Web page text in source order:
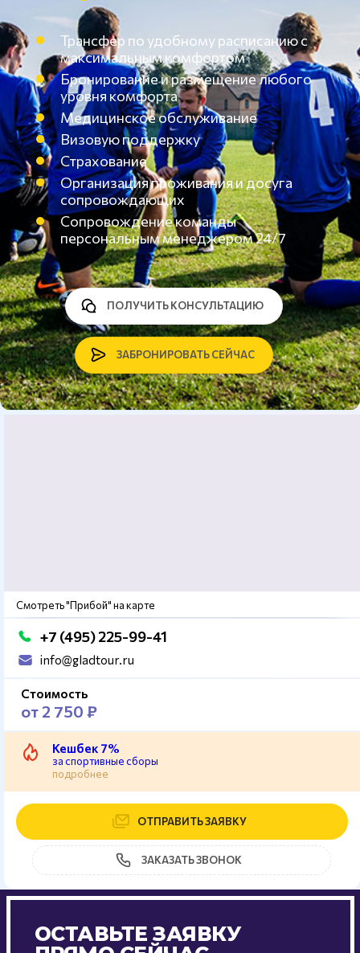
Трансфер по удобному расписанию с
максимальным комфортом
Бронирование и размещение любого
уровня комфорта
Медицинское обслуживание
Визовую поддержку
Страхование
Организация проживания и досуга
сопровождающих
Сопровождение команды
персональным менеджером 24/7
ЗАБРОНИРОВАТЬ СЕЙЧАС
ПОЛУЧИТЬ КОНСУЛЬТАЦИЮ
Смотреть "Прибой" на карте
+7 (495) 225-99-41
info@gladtour.ru
Стоимость
от 2 750 ₽
Кешбек 7%
за спортивные сборы
подробнее
ОТПРАВИТЬ ЗАЯВКУ
ЗАКАЗАТЬ ЗВОНОК
ОСТАВЬТЕ ЗАЯВКУ